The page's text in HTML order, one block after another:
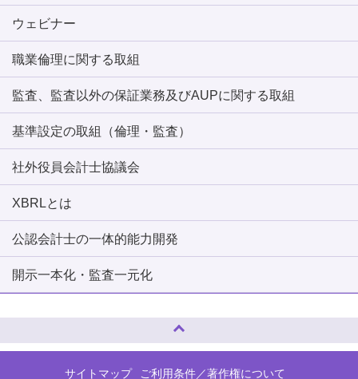
ウェビナー
職業倫理に関する取組
監査、監査以外の保証業務及びAUPに関する取組
基準設定の取組（倫理・監査）
社外役員会計士協議会
XBRLとは
公認会計士の一体的能力開発
開示一本化・監査一元化
サイトマップ ご利用条件／著作権について